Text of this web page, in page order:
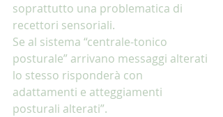
soprattutto una problematica di
recettori sensoriali.
Se al sistema “centrale-tonico
posturale” arrivano messaggi alterati
lo stesso risponderà con
adattamenti e atteggiamenti
posturali alterati”.